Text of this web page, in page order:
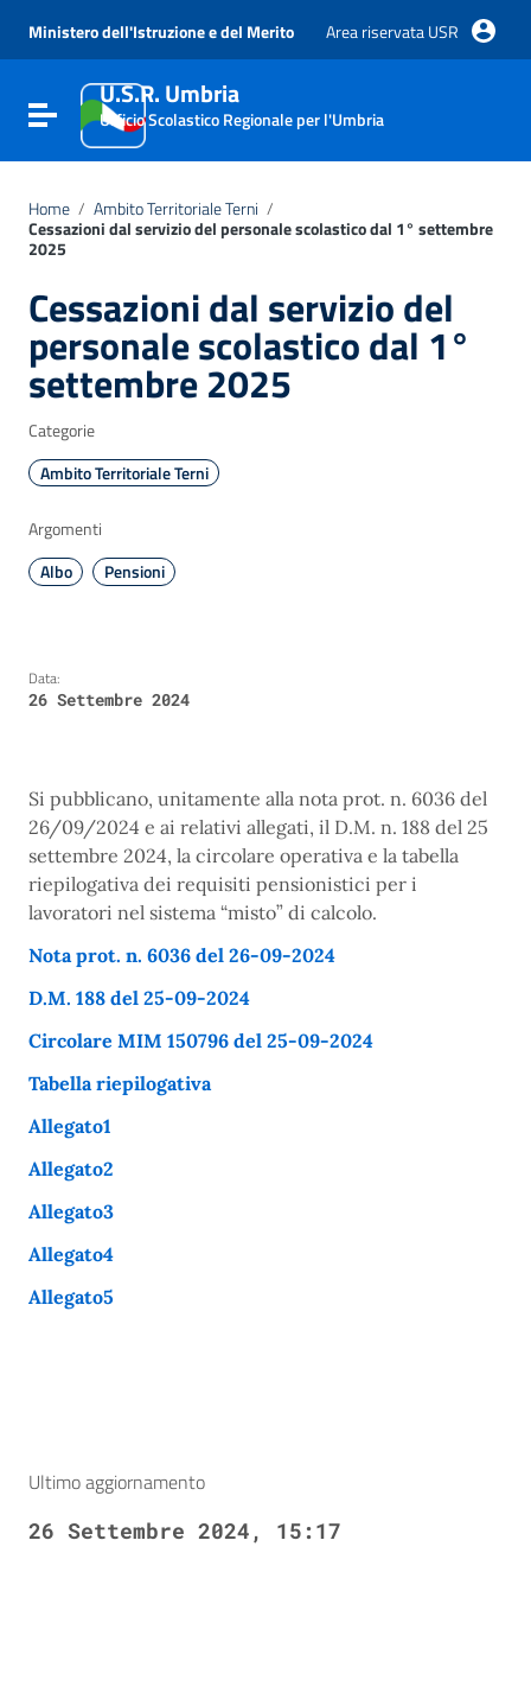
Vai al menu di navigazione
Vai al footer
Ministero dell'Istruzione e del Merito Area riservata USR
Attiva / disattiva la navigazione
U.S.R. Umbria
Ufficio Scolastico Regionale per l'Umbria
Home / Ambito Territoriale Terni /
Cessazioni dal servizio del personale scolastico dal 1° settembre
2025
Cessazioni dal servizio del
personale scolastico dal 1°
settembre 2025
Categorie
Ambito Territoriale Terni
Argomenti
Albo
Pensioni
Data:
26 Settembre 2024
Si pubblicano, unitamente alla nota prot. n. 6036 del
26/09/2024 e ai relativi allegati, il D.M. n. 188 del 25
settembre 2024, la circolare operativa e la tabella
riepilogativa dei requisiti pensionistici per i
lavoratori nel sistema “misto” di calcolo.
Nota prot. n. 6036 del 26-09-2024
D.M. 188 del 25-09-2024
Circolare MIM 150796 del 25-09-2024
Tabella riepilogativa
Allegato1
Allegato2
Allegato3
Allegato4
Allegato5
Ultimo aggiornamento
26 Settembre 2024, 15:17